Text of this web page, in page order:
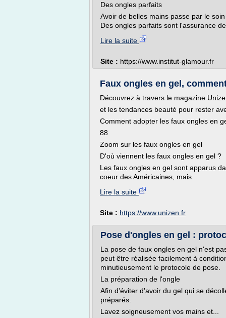
Des ongles parfaits
Avoir de belles mains passe par le
Des ongles parfaits sont l'assurance
Lire la suite
Site : https://www.institut-glamour.fr
Faux ongles en gel,
Découvrez à travers le magazine
et les tendances beauté pour rester
Comment adopter les faux ongles en
88
Zoom sur les faux ongles en gel
D'où viennent les faux ongles en gel ?
Les faux ongles en gel sont apparus
coeur des Américaines, mais...
Lire la suite
Site : https://www.unizen.fr
Pose d'ongles en gel :
La pose de faux ongles en gel n'est
peut être réalisée facilement à
minutieusement le protocole de pose.
La préparation de l'ongle
Afin d'éviter d'avoir du gel qui se
préparés.
Lavez soigneusement vos mains et...